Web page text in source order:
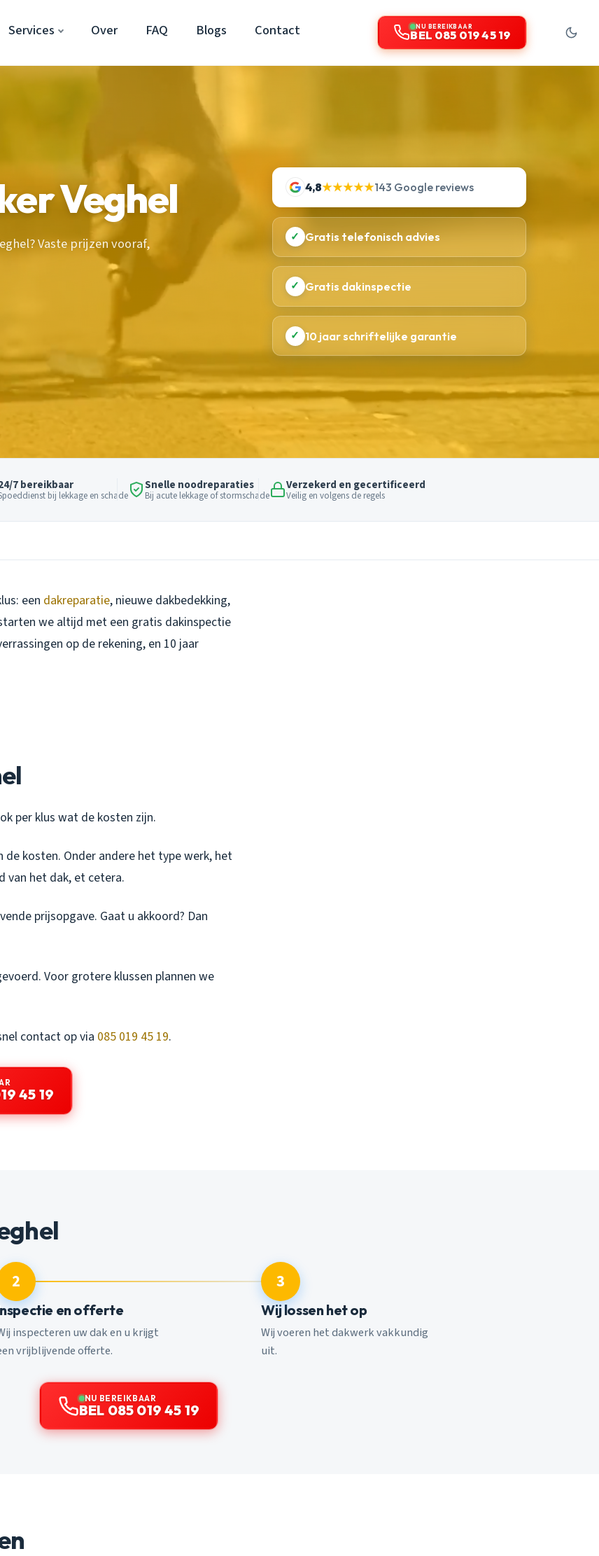
Services Over FAQ Blogs Contact NU BEREIKBAAR
BEL 085 019 45 19
Veghel
Vaste prijzen vooraf,
4,8★★★★★143 Google reviews
✓ Gratis telefonisch advies
✓ Gratis dakinspectie
✓ 10 jaar schriftelijke garantie
7 bereikbaar
bij lekkage en schade
Snelle noodreparaties
Bij acute lekkage of stormschade
Verzekerd en gecertificeerd
Veilig en volgens de regels
een dakreparatie, nieuwe dakbedekking,
we altijd met een gratis dakinspectie
op de rekening, en 10 jaar
per klus wat de kosten zijn.
kosten. Onder andere het type werk, het
van het dak, et cetera.
prijsopgave. Gaat u akkoord? Dan
Voor grotere klussen plannen we
contact op via 085 019 45 19.
45 19
2
en offerte
inspecteren uw dak en u krijgt
vrijblijvende offerte.
3
Wij lossen het op
Wij voeren het dakwerk vakkundig
uit.
NU BEREIKBAAR
BEL 085 019 45 19